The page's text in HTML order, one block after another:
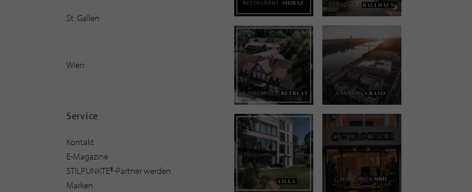
St. Gallen
Wien
Service
Kontakt
E-Magazine
STILPUNKTE®-Partner werden
Marken